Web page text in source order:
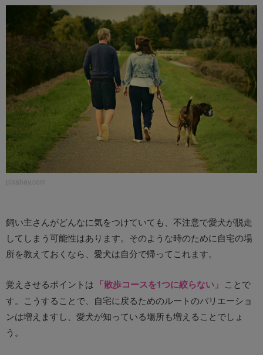
pixabay.com
飼い主さんがどんなに気をつけていても、不注意で愛犬が脱走
してしまう可能性はあります。そのような時のために自宅の場
所を教えておくなら、愛犬は自分で帰ってこれます。
覚えさせるポイントは 「散歩コースを1つに絞らない」 ことで
す。こうすることで、自宅に戻るためのルートのバリエーショ
ンは増えますし、愛犬が知っている場所も増えることでしょ
う。